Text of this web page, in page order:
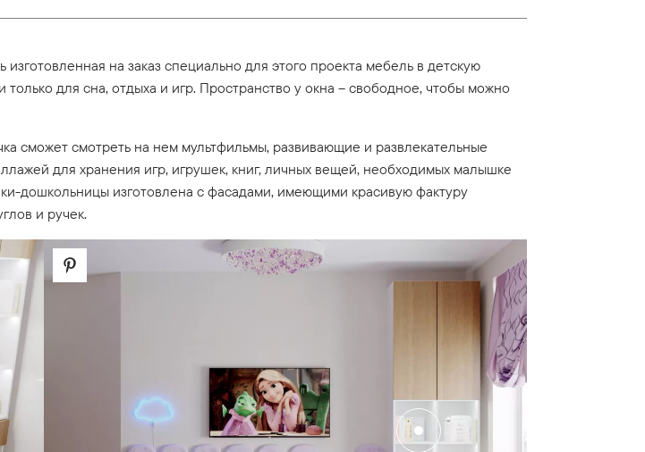
на заказ специально для этого проекта мебель в детскую
для сна, отдыха и игр. Пространство у окна – свободное, чтобы можно
сможет смотреть на нем мультфильмы, развивающие и развлекательные
для хранения игр, игрушек, книг, личных вещей, необходимых малышке
дошкольницы изготовлена с фасадами, имеющими красивую фактуру
и ручек.